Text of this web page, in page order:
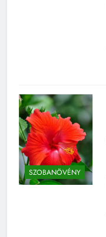
SZOBANÖVÉNY